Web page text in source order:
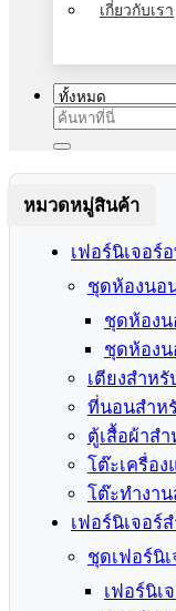
เกี่ยวกับเรา
ค้นหา:
หมวดหมู่สินค้า
เฟอร์นิเจอร์
ชุดห้องนอ
ชุดห้องน
ชุดห้องน
เตียงสำห
ที่นอนสำห
ตู้เสื้อผ้าส
โต๊ะเครื่อ
โต๊ะทำงา
เฟอร์นิเจอร์
ชุดเฟอร์นิ
เฟอร์นิเ